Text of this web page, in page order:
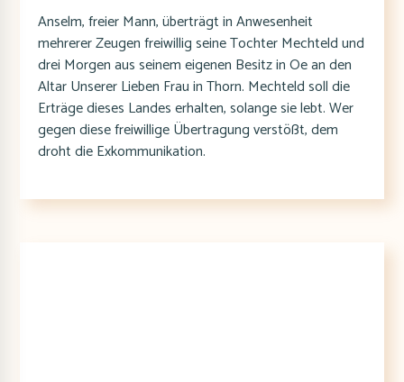
Anselm, freier Mann, überträgt in Anwesenheit
mehrerer Zeugen freiwillig seine Tochter Mechteld und
drei Morgen aus seinem eigenen Besitz in Oe an den
Altar Unserer Lieben Frau in Thorn. Mechteld soll die
Erträge dieses Landes erhalten, solange sie lebt. Wer
gegen diese freiwillige Übertragung verstößt, dem
droht die Exkommunikation.